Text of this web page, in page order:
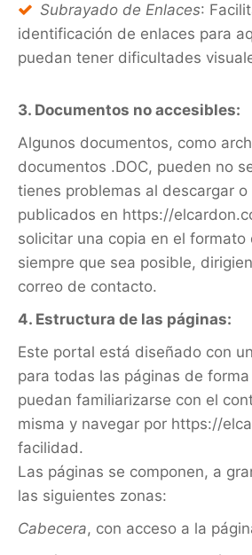
Subrayado de Enlaces:
identificación de enlaces para
puedan tener dificultades
3. Documentos no accesibles:
Algunos documentos, como
documentos .DOC, pueden no
tienes problemas al descargar
publicados en https://
solicitar una copia en el formato
siempre que sea posible,
correo de contacto.
4. Estructura de las páginas:
Este portal está diseñado con
para todas las páginas de
puedan familiarizarse con el
misma y navegar por https://
facilidad.
Las páginas se componen, a
las siguientes zonas:
Cabecera, con acceso a la